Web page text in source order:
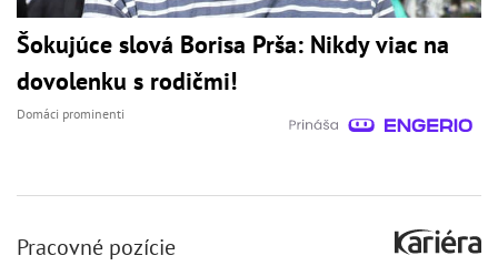
Šokujúce slová Borisa Prša: Nikdy viac na
dovolenku s rodičmi!
Domáci prominenti
Pracovné pozície